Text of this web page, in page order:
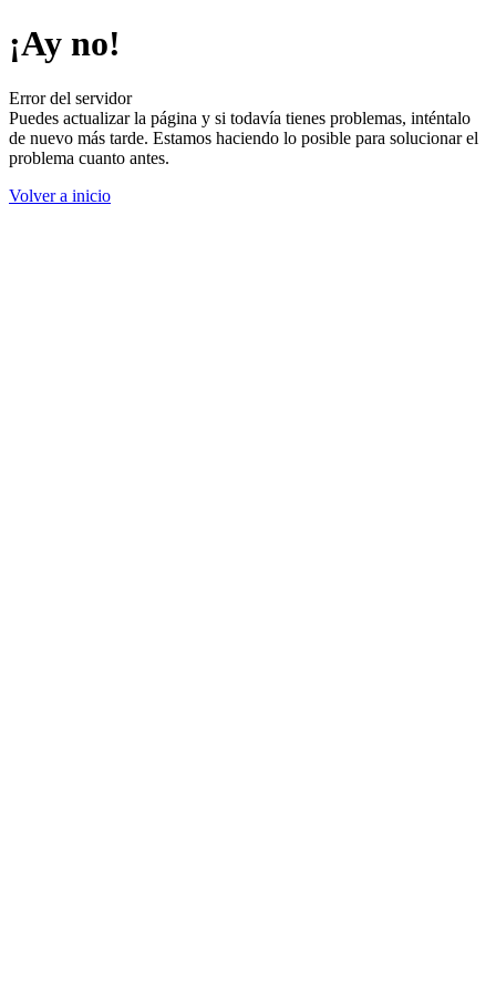
¡Ay no!
Error del servidor
Puedes actualizar la página y si todavía tienes problemas, inténtalo
de nuevo más tarde. Estamos haciendo lo posible para solucionar el
problema cuanto antes.
Volver a inicio